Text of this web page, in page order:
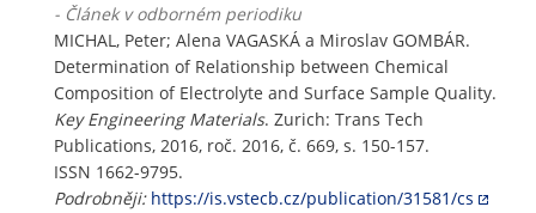
- Článek v odborném periodiku
MICHAL, Peter; Alena VAGASKÁ a Miroslav GOMBÁR.
Determination of Relationship between Chemical
Composition of Electrolyte and Surface Sample Quality.
Key Engineering Materials. Zurich: Trans Tech
Publications, 2016, roč. 2016, č. 669, s. 150-157.
ISSN 1662-9795.
Podrobněji: https://is.vstecb.cz/publication/31581/cs